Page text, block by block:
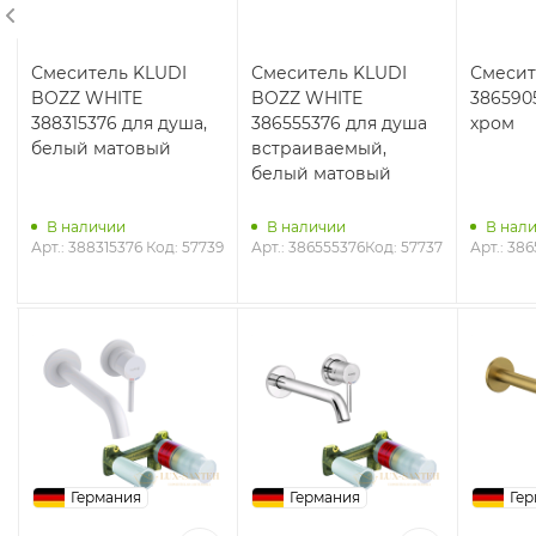
Смеситель KLUDI
BOZZ WHITE
388315376 для душа,
белый матовый
В наличии
Арт.: 388315376 Код: 57739
Смеситель KLUDI
BOZZ WHITE
386555376 для душа
встраиваемый,
белый матовый
В наличии
Арт.: 386555376Код: 57737
хром
В
Арт.:
Германия Германия